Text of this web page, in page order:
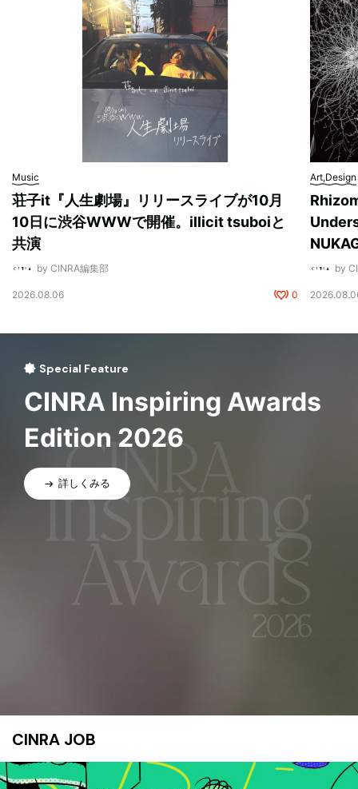
Music
荘子it『人生劇場』リリースライブが10月
10日に渋谷WWWで開催。illicit tsuboiと
共演
by CINRA編集部
2026.08.06 0
Art,Design
by
Special Feature
CINRA Inspiring Awards
Edition 2026
詳しくみる
CINRA JOB